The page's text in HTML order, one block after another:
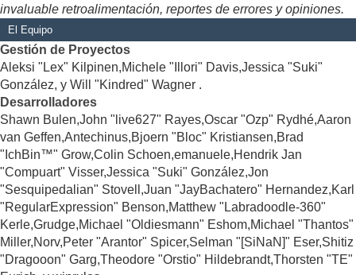
invaluable retroalimentación, reportes de errores y opiniones.
El Equipo
Gestión de Proyectos
Aleksi "Lex" Kilpinen,Michele "Illori" Davis,Jessica "Suki"
González, y Will "Kindred" Wagner .
Desarrolladores
Shawn Bulen,John "live627" Rayes,Oscar "Ozp" Rydhé,Aaron
van Geffen,Antechinus,Bjoern "Bloc" Kristiansen,Brad
"IchBin™" Grow,Colin Schoen,emanuele,Hendrik Jan
"Compuart" Visser,Jessica "Suki" González,Jon
"Sesquipedalian" Stovell,Juan "JayBachatero" Hernandez,Karl
"RegularExpression" Benson,Matthew "Labradoodle-360"
Kerle,Grudge,Michael "Oldiesmann" Eshom,Michael "Thantos"
Miller,Norv,Peter "Arantor" Spicer,Selman "[SiNaN]" Eser,Shitiz
"Dragooon" Garg,Theodore "Orstio" Hildebrandt,Thorsten "TE"